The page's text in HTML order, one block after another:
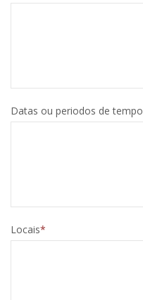
Datas ou periodos de tempo
Locais